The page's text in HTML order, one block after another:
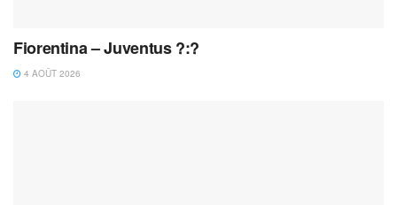
Fiorentina – Juventus ?:?
4 AOÛT 2026